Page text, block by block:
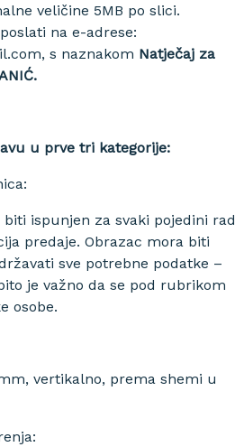
veličine 5MB po slici.
na e-adrese:
s naznakom Natječaj za
u prve tri kategorije:
ispunjen za svaki pojedini rad
predaje. Obrazac mora biti
sve potrebne podatke –
je važno da se pod rubrikom
osobe.
vertikalno, prema shemi u